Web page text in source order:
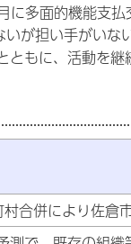
多面的機能支
が担い手がいな
もに、活動を継
合併により佐倉